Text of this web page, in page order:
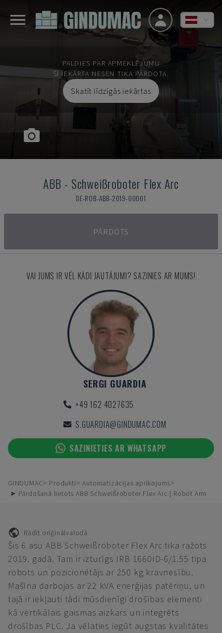
PALDIES PAR APMEKLĒJUMU
ŠĪ IEKĀRTA NESEN TIKA PĀRDOTA.
Skatīt līdzīgās iekārtas
ABB - Schweißroboter Flex Arc
DE-ROB-ABB-2019-00001
PĀRDOTS
VAI JUMS IR VĒL KĀDI JAUTĀJUMI? SAZINIES AR MUMS!
SERGI GUARDIA
+49 162 4027635
S.GUARDIA@GINDUMAC.COM
SAZINIETIES AR WHATSAPP
GINDUMAC Produkti
Automatizācijas aprīkojums
➤ Pārdošanā lietots ABB Schweißroboter Flex Arc | Robot Arm
Rādīt oriģinālvalodā
Šis 6 asu ABB Schweißroboter Flex Arc tika ražots
2019. gadā. Tam ir izturīgs IRB 1660ID-6/1.55 tipa
robots un pozicionētājs ar 250 kg kravnesību.
Mašīna darbojas ar 22 kVA enerģijas patēriņu, un
tajā ir iekļauti tādi mūsdienīgi drošības elementi
kā vertikālais gaismas aizkars un integrēts
drošības PLC. Ja vēlaties iegūt augstas kvalitātes